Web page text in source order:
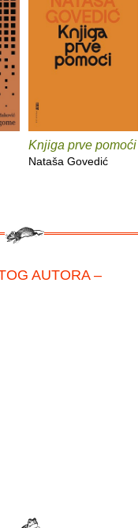
Knjiga prve pomoći
Nataša Govedić
AUTORA –